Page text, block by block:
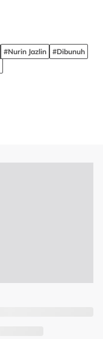
#Nurin Jazlin
#Dibunuh